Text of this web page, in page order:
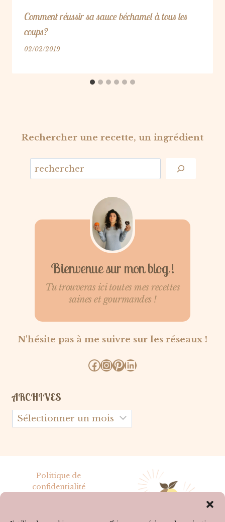
Comment réussir sa sauce béchamel à tous les
coups?
02/02/2019
Rechercher une recette, un ingrédient
Bienvenue sur mon blog !
Tu trouveras ici toutes mes recettes
saines et gourmandes !
N'hésite pas à me suivre sur les réseaux !
Facebook
Instagram
Pinterest
LinkedIn
ARCHIVES
Archives
Politique de
confidentialité